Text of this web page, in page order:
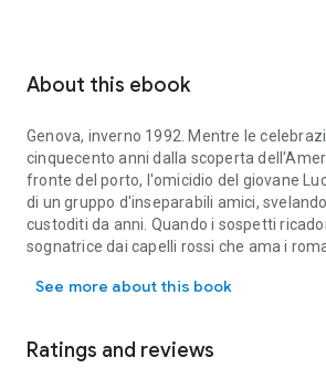
About this ebook
Genova, inverno 1992. Mentre le
cinquecento anni dalla scoperta
fronte del porto, l'omicidio del giovane
di un gruppo d'inseparabili amici,
custoditi da anni. Quando i sospetti
sognatrice dai capelli rossi che ama i
una coppia d'eccezione:Diego Ingravallo
maledizione - di riconoscere le bugie di
See more about this book
Ratings and reviews